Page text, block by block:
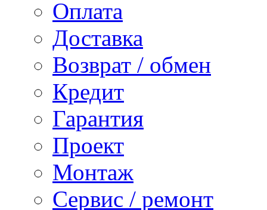
Оплата
Доставка
Возврат / обмен
Кредит
Гарантия
Проект
Монтаж
Сервис / ремонт